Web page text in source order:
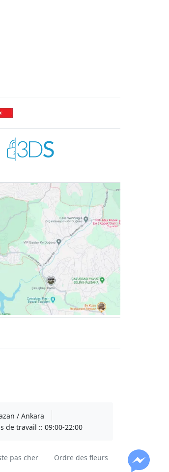
/ Ankara
de travail :: 09:00-22:00
pas cher
Ordre des fleurs